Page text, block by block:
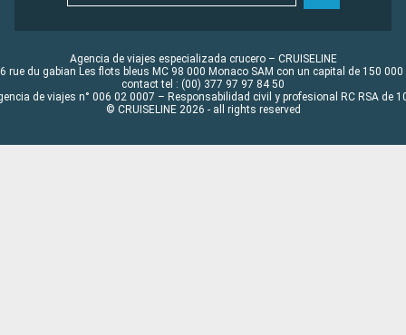
Agencia de viajes especializada crucero – CRUISELINE
rue du gabian Les flots bleus MC 98 000 Monaco SAM con un capital de 150 000
contact tel : (00) 377 97 97 84 50
de viajes n° 006 02 0007 – Responsabilidad civil y profesional RC RSA de
© CRUISELINE 2026 - all rights reserved